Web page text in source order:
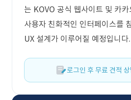
는 KOVO 공식 웹사이트 및 카
사용자 친화적인 인터페이스를
UX 설계가 이루어질 예정입니다.
로그인 후 무료 견적